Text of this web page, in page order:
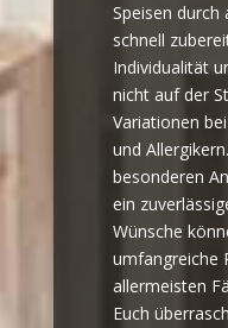
Speisen
schnell
Individualität
nicht auf der
Variationen
und
besonderen
ein
Wünsche
umfangreiche
allermeisten
Euch